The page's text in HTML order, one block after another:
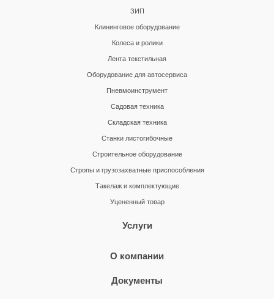
ЗИП
Клининговое оборудование
Колеса и ролики
Лента текстильная
Оборудование для автосервиса
Пневмоинструмент
Садовая техника
Складская техника
Станки листогибочные
Строительное оборудование
Стропы и грузозахватные приспособления
Такелаж и комплектующие
Уцененный товар
Услуги
О компании
Документы